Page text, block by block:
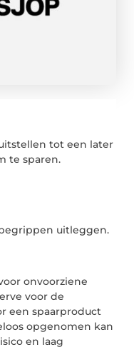
tot een later
te sparen.
uitleggen.
onvoorziene
voor de
een spaarproduct
opgenomen kan
en laag